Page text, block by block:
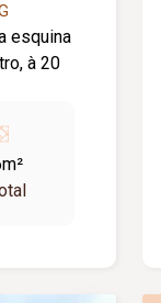
esquina
à 20